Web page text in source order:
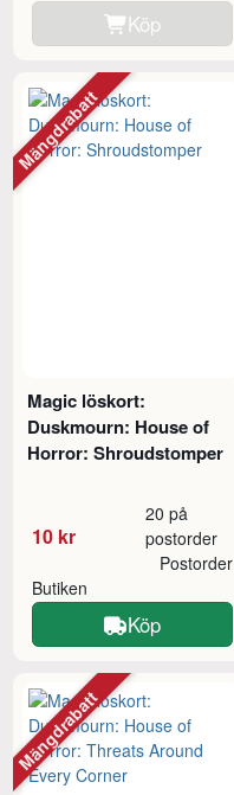
Köp
Magic löskort:
Duskmourn: House of
Horror: Shroudstomper
10 kr
20 på
postorder
Butiken
Postorder
Köp
Mängdrabatt
Mängdrabatt